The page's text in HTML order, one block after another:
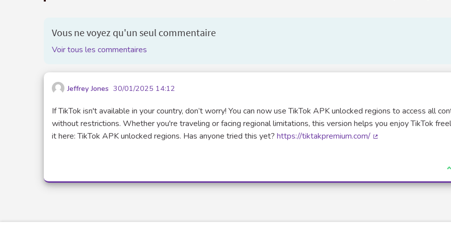
Vous ne voyez qu'un seul commentaire
Voir tous les commentaires
Jeffrey Jones 30/01/2025 14:12
If TikTok isn't available in your country, don’t worry! You can now use TikTok APK unlocked regions to access all
without restrictions. Whether you're traveling or facing regional limitations, this version helps you enjoy TikTok
it here: TikTok APK unlocked regions. Has anyone tried this yet? https://tiktakpremium.com/